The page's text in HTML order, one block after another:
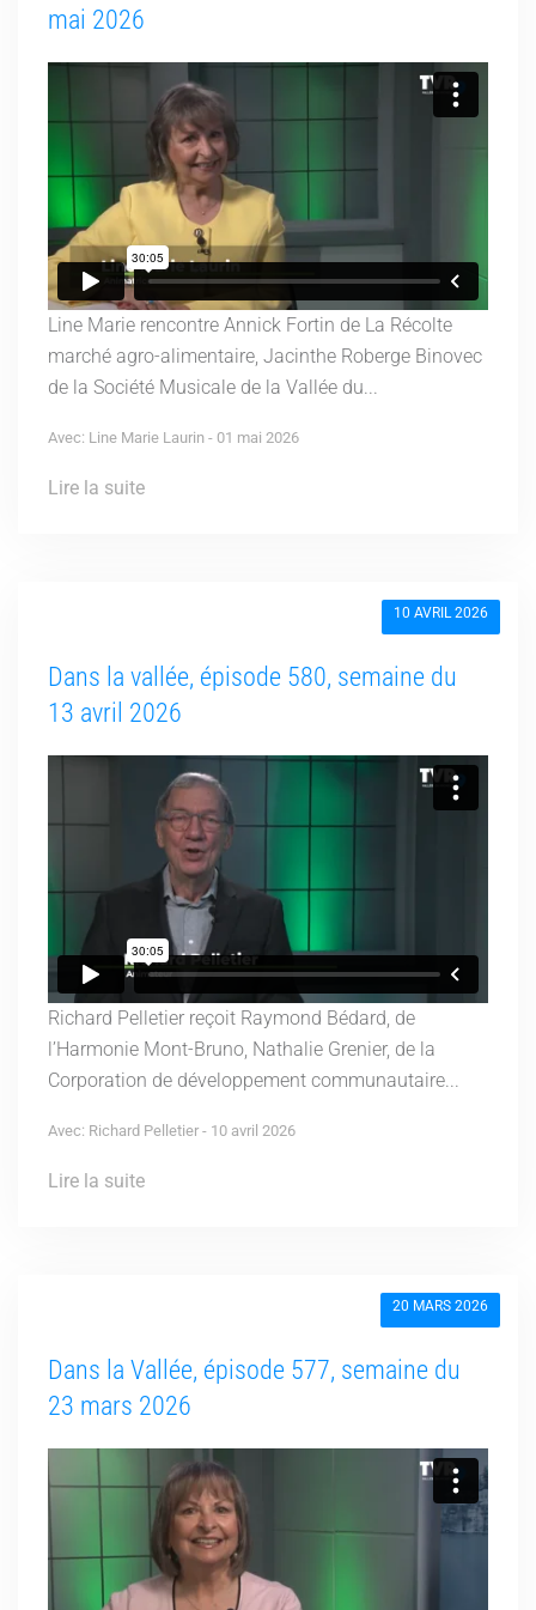
mai 2026
Line Marie rencontre Annick Fortin de La Récolte
marché agro-alimentaire, Jacinthe Roberge Binovec
de la Société Musicale de la Vallée du...
Avec: Line Marie Laurin - 01 mai 2026
Lire la suite
10 AVRIL 2026
Dans la vallée, épisode 580, semaine du
13 avril 2026
Richard Pelletier reçoit Raymond Bédard, de
l’Harmonie Mont-Bruno, Nathalie Grenier, de la
Corporation de développement communautaire...
Avec: Richard Pelletier - 10 avril 2026
Lire la suite
20 MARS 2026
Dans la Vallée, épisode 577, semaine du
23 mars 2026